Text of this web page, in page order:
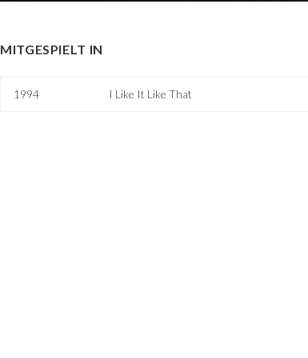
MITGESPIELT IN
1994 I Like It Like That